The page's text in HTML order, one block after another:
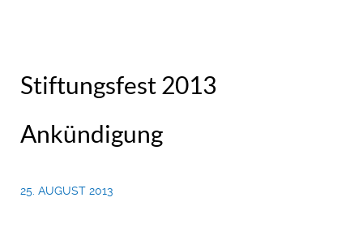
Stiftungsfest 2013
Ankündigung
25. AUGUST 2013